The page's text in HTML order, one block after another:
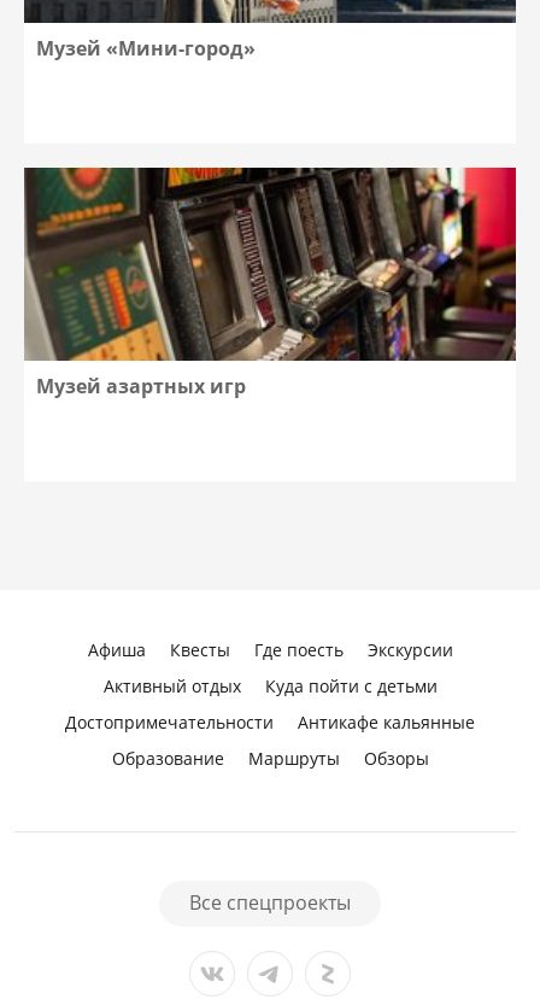
Музей «Мини-город»
Музей азартных игр
Афиша Квесты Где поесть
Экскурсии
Активный отдых
Куда пойти с детьми
Достопримечательности
Антикафе кальянные
Образование
Маршруты Обзоры
Все спецпроекты